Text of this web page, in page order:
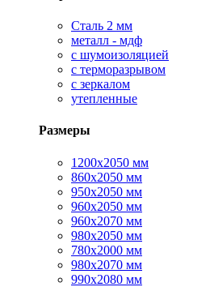
Сталь 2 мм
металл - мдф
с шумоизоляцией
с терморазрывом
с зеркалом
утепленные
Размеры
1200х2050 мм
860х2050 мм
950х2050 мм
960х2050 мм
960х2070 мм
980х2050 мм
780х2000 мм
980х2070 мм
990х2080 мм